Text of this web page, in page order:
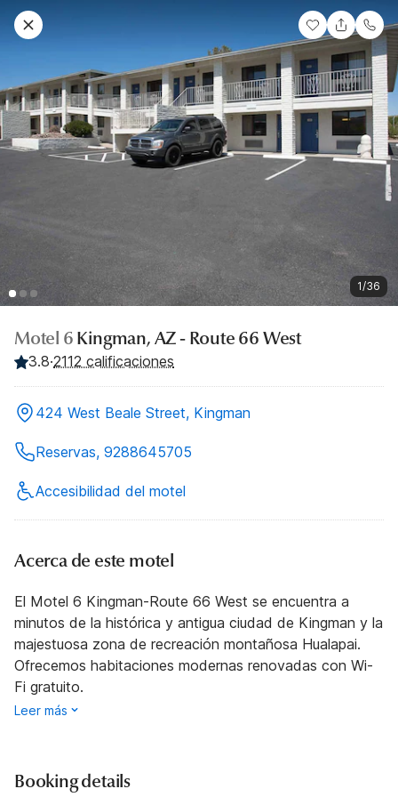
1/36
Motel 6 Kingman, AZ - Route 66 West
3.8·2112 calificaciones
424 West Beale Street, Kingman
Reservas, 9288645705
Accesibilidad del motel
Acerca de este motel
El Motel 6 Kingman-Route 66 West se encuentra a
minutos de la histórica y antigua ciudad de Kingman y la
majestuosa zona de recreación montañosa Hualapai.
Ofrecemos habitaciones modernas renovadas con Wi-
Fi gratuito.
Leer más
Booking details